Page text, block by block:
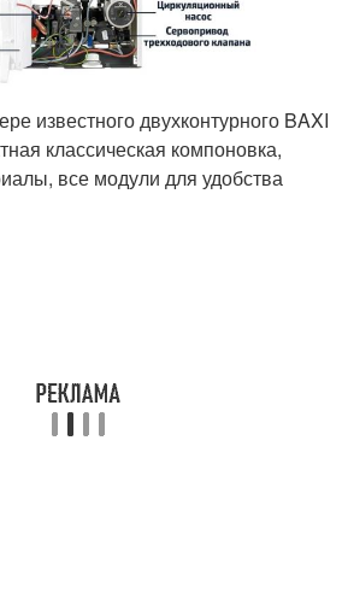
известного двухконтурного BAXI
классическая компоновка,
все модули для удобства